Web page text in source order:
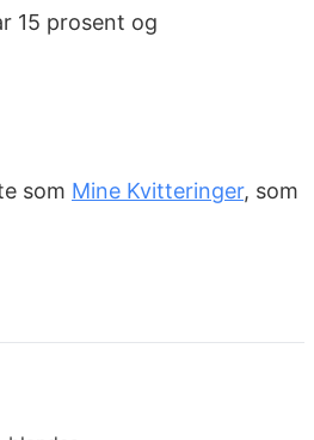
15 prosent og
som Mine Kvitteringer, som